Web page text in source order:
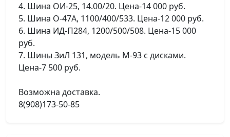
4. Шина ОИ-25, 14.00/20. Цена-14 000 руб.
5. Шина О-47А, 1100/400/533. Цена-12 000 руб.
6. Шина ИД-П284, 1200/500/508. Цена-15 000
руб.
7. Шины ЗиЛ 131, модель М-93 с дисками.
Цена-7 500 руб.
Возможна доставка.
8(908)173-50-85